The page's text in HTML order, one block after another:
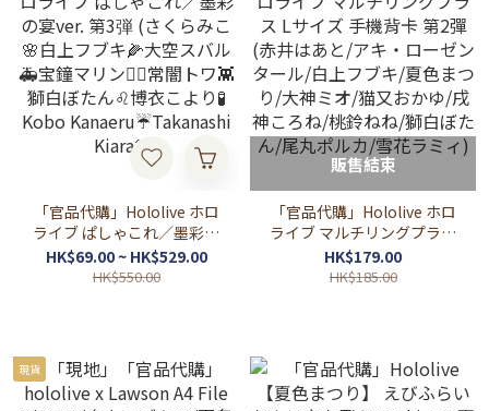
「官品代購」Hololive ホロ
ライブ ぱしゃこれ／墨彩の
宴ver. 第3弾 (さくらみこ🌸
白上フブキ🌽大空スバル🚑
Takanashi Kiara🐔)
HK$69.00 ~ HK$529.00
HK$550.00
販售結束
「官品代購」Hololive ホロ
ライブ マルチリングプラス
Lサイズ 手機背卡 第2彈 (赤
井はあと/アキ・ローゼンタ
たん/尾丸ポルカ/雪花ラミ
ィ)
HK$179.00
HK$185.00
現貨